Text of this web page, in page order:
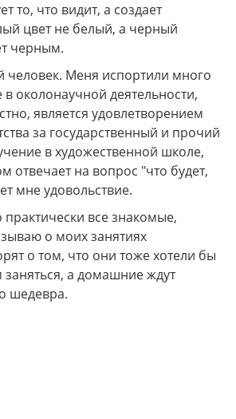
то, что видит, а создает
цвет не белый, а черный
черным.
человек. Меня испортили много
околонаучной деятельности,
является удовлетворением
за государственный и прочий
в художественной школе,
отвечает на вопрос "что будет,
мне удовольствие.
практически все знакомые,
о моих занятиях
о том, что они тоже хотели бы
а домашние ждут
шедевра.